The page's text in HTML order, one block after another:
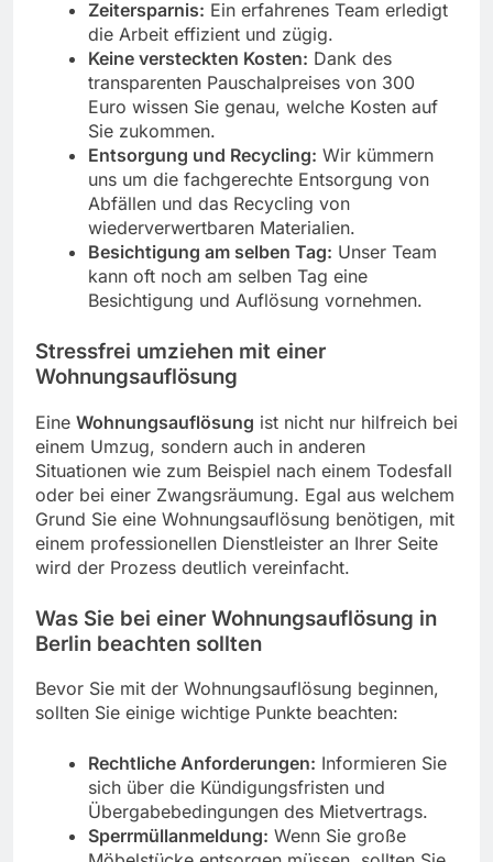
Zeitersparnis: Ein erfahrenes Team erledigt
die Arbeit effizient und zügig.
Keine versteckten Kosten: Dank des
transparenten Pauschalpreises von 300
Euro wissen Sie genau, welche Kosten auf
Sie zukommen.
Entsorgung und Recycling: Wir kümmern
uns um die fachgerechte Entsorgung von
Abfällen und das Recycling von
wiederverwertbaren Materialien.
Besichtigung am selben Tag: Unser Team
kann oft noch am selben Tag eine
Besichtigung und Auflösung vornehmen.
Stressfrei umziehen mit einer
Wohnungsauflösung
Eine Wohnungsauflösung ist nicht nur hilfreich bei
einem Umzug, sondern auch in anderen
Situationen wie zum Beispiel nach einem Todesfall
oder bei einer Zwangsräumung. Egal aus welchem
Grund Sie eine Wohnungsauflösung benötigen, mit
einem professionellen Dienstleister an Ihrer Seite
wird der Prozess deutlich vereinfacht.
Was Sie bei einer Wohnungsauflösung in
Berlin beachten sollten
Bevor Sie mit der Wohnungsauflösung beginnen,
sollten Sie einige wichtige Punkte beachten:
Rechtliche Anforderungen: Informieren Sie
sich über die Kündigungsfristen und
Übergabebedingungen des Mietvertrags.
Sperrmüllanmeldung: Wenn Sie große